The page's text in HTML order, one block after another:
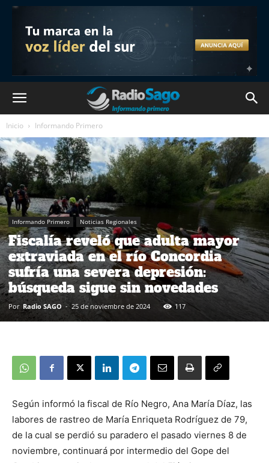
Inicio Informando Primero
Informando Primero Noticias Regionales
Fiscalía reveló que adulta mayor
extraviada en el río Concordia
sufría una severa depresión:
búsqueda sigue sin novedades
Por Radio SAGO - 25 de noviembre de 2024 117
Según informó la fiscal de Río Negro, Ana María Díaz, las
labores de rastreo de María Enriqueta Rodríguez de 79,
de la cual se perdió su paradero el pasado viernes 8 de
noviembre, continuará por intermedio del Gope del